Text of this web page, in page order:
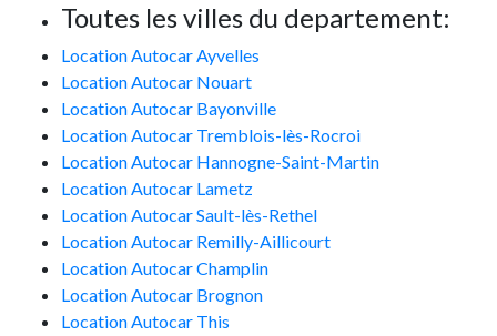
Toutes les villes du departement:
Location Autocar Ayvelles
Location Autocar Nouart
Location Autocar Bayonville
Location Autocar Tremblois-lès-Rocroi
Location Autocar Hannogne-Saint-Martin
Location Autocar Lametz
Location Autocar Sault-lès-Rethel
Location Autocar Remilly-Aillicourt
Location Autocar Champlin
Location Autocar Brognon
Location Autocar This